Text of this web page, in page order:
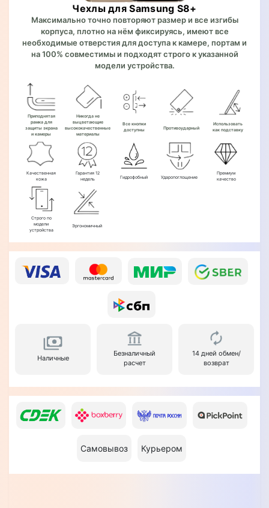
Чехлы для Samsung S8+
Максимально точно повторяют размер и все изгибы
корпуса, плотно на нём фиксируясь, имеют все
необходимые отверстия для доступа к камере, портам и
на 100% совместимы и подходят строго к указанной
модели устройства.
Приподнятая
рамка для
защиты экрана
и камеры
Никогда не
выцветающие
высококачественные
материалы
Все кнопки
доступны
Противоударный
Использовать
как подставку
Качественная
кожа
Гарантия 12
недель
Гидрофобный Ударопоглощение
Премиум
качество
Строго по
модели
устройства
Эргономичный
Наличные
Безналичный
расчет
14 дней обмен/
возврат
Самовывоз Курьером